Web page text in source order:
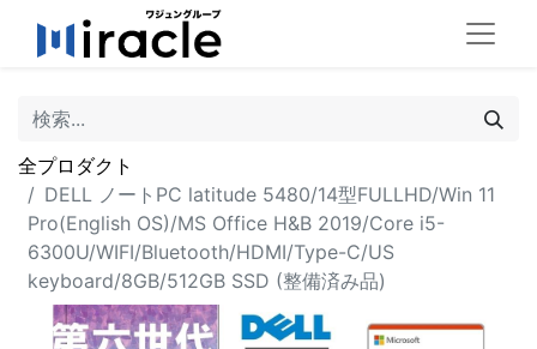
全プロダクト
DELL ノートPC latitude 5480/14型FULLHD/Win 11
Pro(English OS)/MS Office H&B 2019/Core i5-
6300U/WIFI/Bluetooth/HDMI/Type-C/US
keyboard/8GB/512GB SSD (整備済み品)